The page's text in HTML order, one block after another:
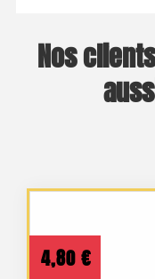
Nos
4,80 €